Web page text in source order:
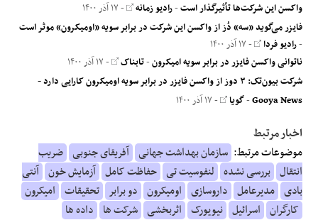
واکسن این شرکت‌ها تأثیرگذار است-رادیو زمانه - ۱۷ آذر ۱۴۰۰
فایزر می‌گوید «سه» دُز از واکسن این شرکت در برابر سویه «اومیکرون» موثر است
-رادیو فردا - ۱۷ آذر ۱۴۰۰
ناتوانی واکسن فایزر در برابر سویه امیکرون-تابناک - ۱۷ آذر ۱۴۰۰
شرکت‌ بیون‌تک: ۳ دوز از واکسن فایزر در برابر سویه اومیکرون کارایی دارد -
Gooya News
-گویا - ۱۷ آذر ۱۴۰۰
اخبار مرتبط
موضوعات مرتبط: سازمان بهداشت جهانی آفریقای جنوبی ضریب
انتقال بررسی نشده لنفوسیت تی حفاظت کامل آزمایش خون آنتی
بادی مدیرعامل داروسازی اومیکرون دو برابر تحقیقات امیکرون
کارگران اسرائیل نیویورک اثربخشی شرکت ها داده ها